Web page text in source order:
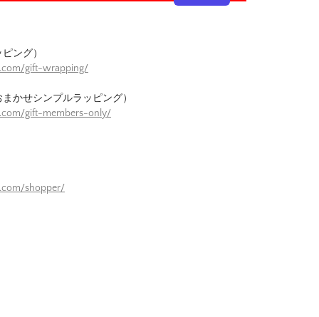
ング）
gift-wrapping/
かせシンプルラッピング）
gift-members-only/
shopper/